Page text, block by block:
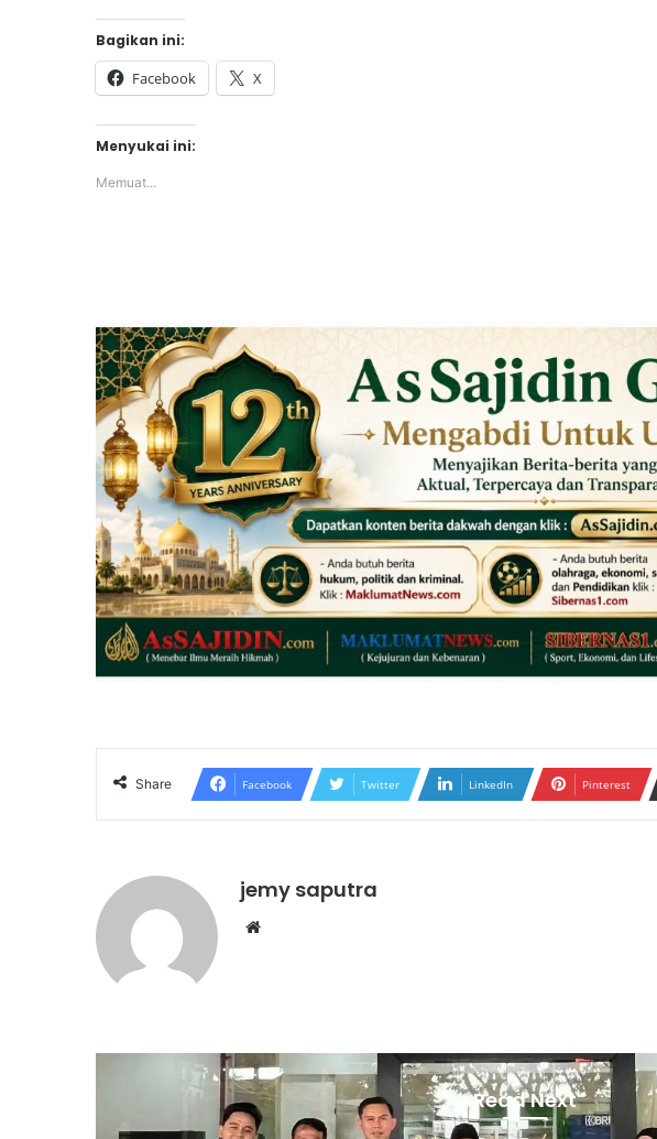
Bagikan ini:
Facebook X
Menyukai ini:
Memuat...
Share Facebook Twitter LinkedIn Pinterest
jemy saputra
Website
Read Next